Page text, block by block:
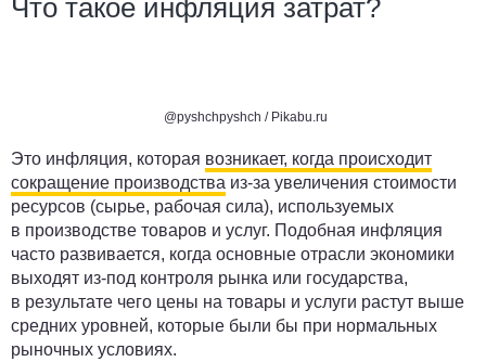
Что такое инфляция затрат?
@pyshchpyshch / Pikabu.ru
Это инфляция, которая возникает, когда происходит
сокращение производства из-за увеличения стоимости
ресурсов (сырье, рабочая сила), используемых
в производстве товаров и услуг. Подобная инфляция
часто развивается, когда основные отрасли экономики
выходят из-под контроля рынка или государства,
в результате чего цены на товары и услуги растут выше
средних уровней, которые были бы при нормальных
рыночных условиях.